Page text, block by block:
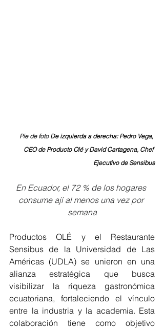
Pie de foto De izquierda a derecha: Pedro Vega,
CEO de Producto Olé y David Cartagena, Chef
Ejecutivo de Sensibus
En Ecuador, el 72 % de los hogares
consume ají al menos una vez por
semana
Productos OLÉ y el Restaurante
Sensibus de la Universidad de Las
Américas (UDLA) se unieron en una
alianza estratégica que busca
visibilizar la riqueza gastronómica
ecuatoriana, fortaleciendo el vínculo
entre la industria y la academia. Esta
colaboración tiene como objetivo